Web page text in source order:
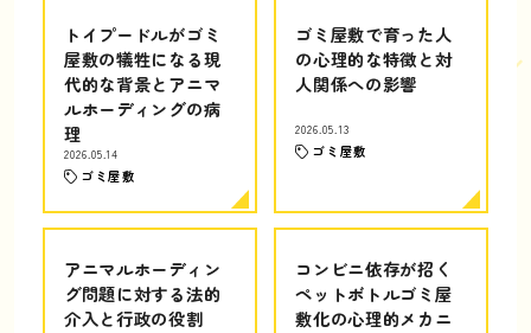
トイプードルがゴミ
屋敷の犠牲になる現
代的な背景とアニマ
ルホーディングの病
理
2026.05.14
ゴミ屋敷
ゴミ屋敷で育った人
の心理的な特徴と対
人関係への影響
2026.05.13
ゴミ屋敷
アニマルホーディン
グ問題に対する法的
介入と行政の役割
コンビニ依存が招く
ペットボトルゴミ屋
敷化の心理的メカニ